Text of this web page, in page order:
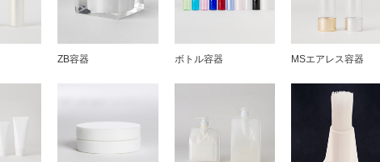
ZB容器 ボトル容器 MSエアレス容器